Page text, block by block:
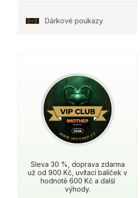
Dárkové poukazy
Sleva 30 %, doprava zdarma
už od 900 Kč, uvítací balíček v
hodnotě 600 Kč a další
výhody.